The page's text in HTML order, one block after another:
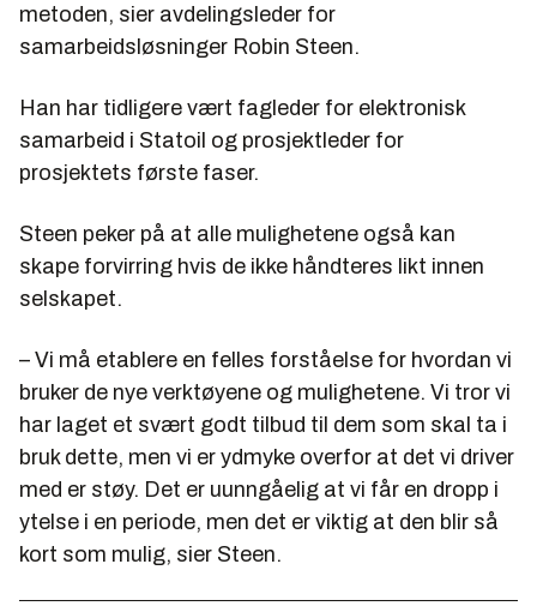
metoden, sier avdelingsleder for
samarbeidsløsninger Robin Steen.
Han har tidligere vært fagleder for elektronisk
samarbeid i Statoil og prosjektleder for
prosjektets første faser.
Steen peker på at alle mulighetene også kan
skape forvirring hvis de ikke håndteres likt innen
selskapet.
– Vi må etablere en felles forståelse for hvordan vi
bruker de nye verktøyene og mulighetene. Vi tror vi
har laget et svært godt tilbud til dem som skal ta i
bruk dette, men vi er ydmyke overfor at det vi driver
med er støy. Det er uunngåelig at vi får en dropp i
ytelse i en periode, men det er viktig at den blir så
kort som mulig, sier Steen.